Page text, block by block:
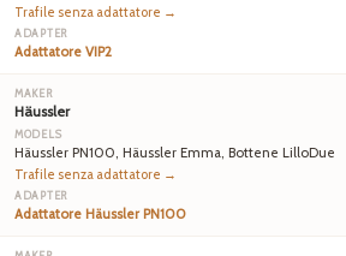
Trafile senza adattatore →
Adattatore VIP2
Häussler
Häussler PN100, Häussler Emma, Bottene LilloDue
Trafile senza adattatore →
Adattatore Häussler PN100